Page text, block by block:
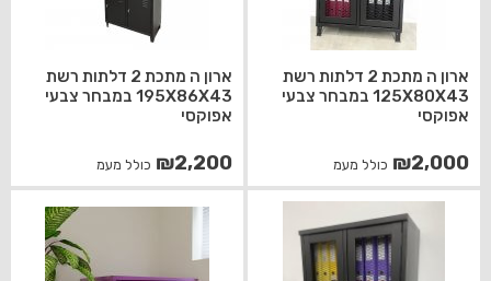
ארון ה מתכת 2 דלתות רשת
125X80X43 במבחר צבעי
אפוקסי
₪2,000 כולל מעמ
ארון ה מתכת 2 דלתות רשת
195X86X43 במבחר צבעי
אפוקסי
₪2,200 כולל מעמ